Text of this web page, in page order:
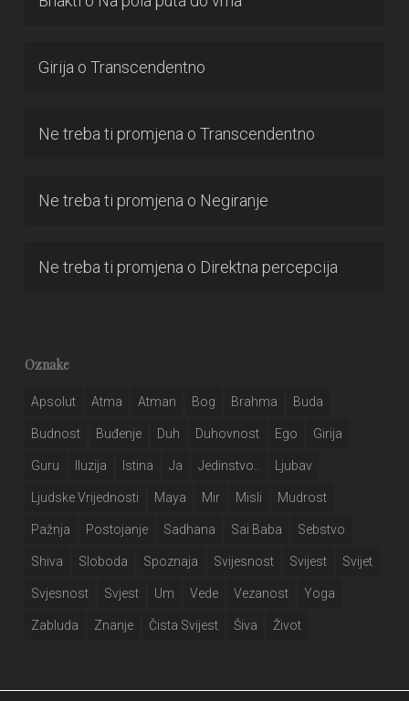
Girija o Transcendentno
Ne treba ti promjena o Transcendentno
Ne treba ti promjena o Negiranje
Ne treba ti promjena o Direktna percepcija
Oznake
Apsolut Atma Atman Bog Brahma Buda
Budnost Buđenje Duh Duhovnost Ego Girija
Guru Iluzija Istina Ja Jedinstvo.. Ljubav
Ljudske Vrijednosti Maya Mir Misli Mudrost
Pažnja Postojanje Sadhana Sai Baba Sebstvo
Shiva Sloboda Spoznaja Svijesnost Svijest Svijet
Svjesnost Svjest Um Vede Vezanost Yoga
Zabluda Znanje Čista Svijest Šiva Život